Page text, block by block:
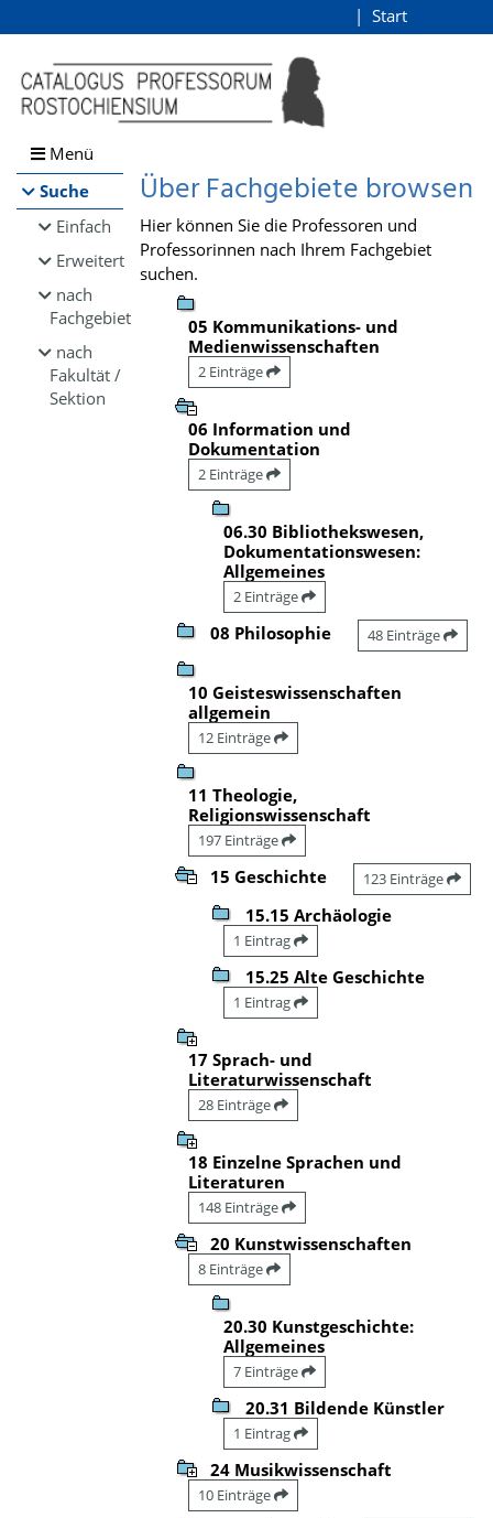
Browsen
direkt zum Inhalt
Start
Menü
Suche
Einfach
Erweitert
nach
Fachgebiet
nach
Fakultät /
Sektion
Über Fachgebiete browsen
Hier können Sie die Professoren und
Professorinnen nach Ihrem Fachgebiet
suchen.
05 Kommunikations- und
Medienwissenschaften
2 Einträge
06 Information und
Dokumentation
2 Einträge
06.30 Bibliothekswesen,
Dokumentationswesen:
Allgemeines
2 Einträge
08 Philosophie 48 Einträge
10 Geisteswissenschaften
allgemein
12 Einträge
11 Theologie,
Religionswissenschaft
197 Einträge
15 Geschichte 123 Einträge
15.15 Archäologie
1 Eintrag
15.25 Alte Geschichte
1 Eintrag
17 Sprach- und
Literaturwissenschaft
28 Einträge
18 Einzelne Sprachen und
Literaturen
148 Einträge
20 Kunstwissenschaften
8 Einträge
20.30 Kunstgeschichte:
Allgemeines
7 Einträge
20.31 Bildende Künstler
1 Eintrag
24 Musikwissenschaft
10 Einträge